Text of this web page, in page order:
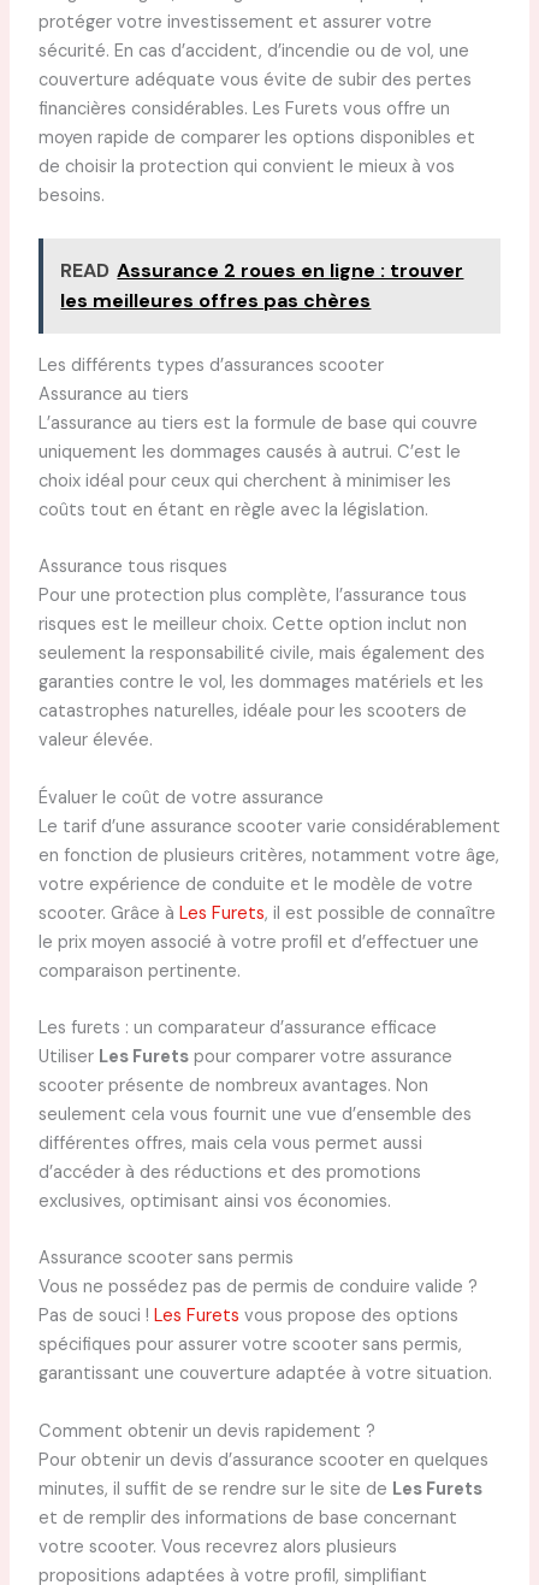
protéger votre investissement et assurer votre
sécurité. En cas d’accident, d’incendie ou de vol, une
couverture adéquate vous évite de subir des pertes
financières considérables. Les Furets vous offre un
moyen rapide de comparer les options disponibles et
de choisir la protection qui convient le mieux à vos
besoins.
READ Assurance 2 roues en ligne : trouver
les meilleures offres pas chères
Les différents types d’assurances scooter
Assurance au tiers
L’assurance au tiers est la formule de base qui couvre
uniquement les dommages causés à autrui. C’est le
choix idéal pour ceux qui cherchent à minimiser les
coûts tout en étant en règle avec la législation.
Assurance tous risques
Pour une protection plus complète, l’assurance tous
risques est le meilleur choix. Cette option inclut non
seulement la responsabilité civile, mais également des
garanties contre le vol, les dommages matériels et les
catastrophes naturelles, idéale pour les scooters de
valeur élevée.
Évaluer le coût de votre assurance
Le tarif d’une assurance scooter varie considérablement
en fonction de plusieurs critères, notamment votre âge,
votre expérience de conduite et le modèle de votre
scooter. Grâce à Les Furets, il est possible de connaître
le prix moyen associé à votre profil et d’effectuer une
comparaison pertinente.
Les furets : un comparateur d’assurance efficace
Utiliser Les Furetspour comparer votre assurance
scooter présente de nombreux avantages. Non
seulement cela vous fournit une vue d’ensemble des
différentes offres, mais cela vous permet aussi
d’accéder à des réductions et des promotions
exclusives, optimisant ainsi vos économies.
Assurance scooter sans permis
Vous ne possédez pas de permis de conduire valide ?
Pas de souci ! Les Furets vous propose des options
spécifiques pour assurer votre scooter sans permis,
garantissant une couverture adaptée à votre situation.
Comment obtenir un devis rapidement ?
Pour obtenir un devis d’assurance scooter en quelques
minutes, il suffit de se rendre sur le site de Les Furets
et de remplir des informations de base concernant
votre scooter. Vous recevrez alors plusieurs
propositions adaptées à votre profil, simplifiant